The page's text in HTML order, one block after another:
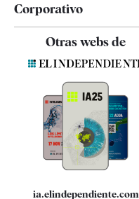
Corporativo
Quiénes somos
Especificaciones
Otras webs de
ia.elindependiente.com